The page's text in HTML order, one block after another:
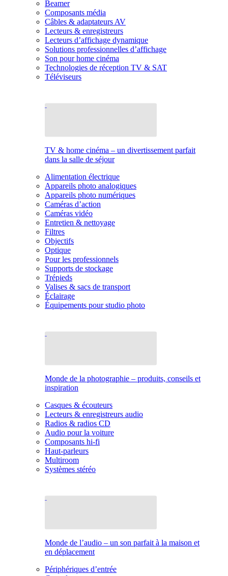
Beamer
Composants média
Câbles & adaptateurs AV
Lecteurs & enregistreurs
Lecteurs d’affichage dynamique
Solutions professionnelles d’affichage
Son pour home cinéma
Technologies de réception TV & SAT
Téléviseurs
TV & home cinéma – un divertissement parfait
dans la salle de séjour
Alimentation électrique
Appareils photo analogiques
Appareils photo numériques
Caméras d’action
Caméras vidéo
Entretien & nettoyage
Filtres
Objectifs
Optique
Pour les professionnels
Supports de stockage
Trépieds
Valises & sacs de transport
Éclairage
Équipements pour studio photo
Monde de la photographie – produits, conseils et
inspiration
Casques & écouteurs
Lecteurs & enregistreurs audio
Radios & radios CD
Audio pour la voiture
Composants hi-fi
Haut-parleurs
Multiroom
Systèmes stéréo
Monde de l’audio – un son parfait à la maison et
en déplacement
Périphériques d’entrée